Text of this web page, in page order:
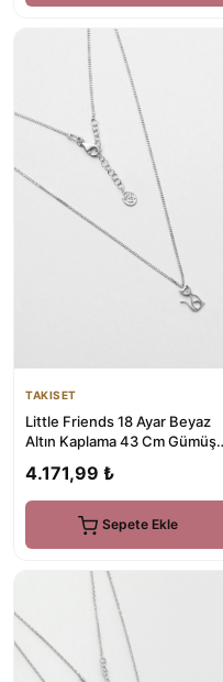
TAKISET
Little Friends 18 Ayar Beyaz
Altın Kaplama 43 Cm Gümüş
4.171,99 ₺
Sepete Ekle